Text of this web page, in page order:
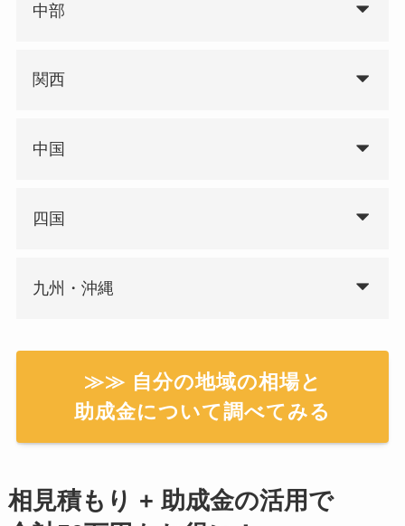
中部
関西
中国
四国
九州・沖縄
≫≫ 自分の地域の相場と
助成金について調べてみる
相見積もり + 助成金の活用で